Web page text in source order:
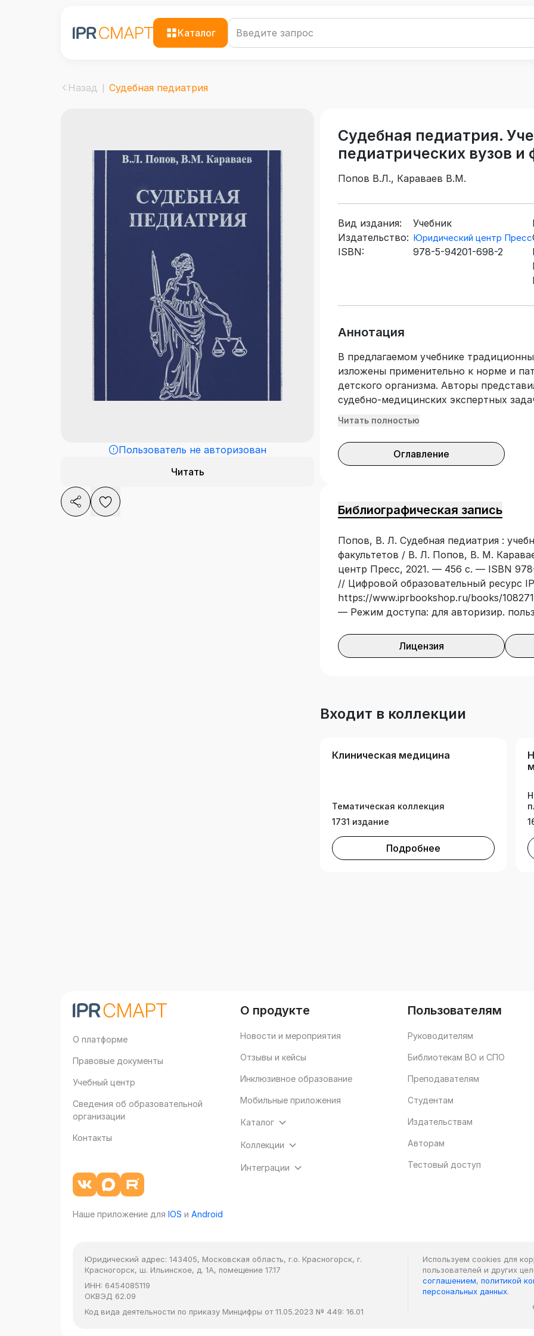
Каталог
Назад Судебная педиатрия
Пользователь не авторизован
Читать
Судебная педиатрия.
педиатрических вузов и
Попов В.Л., Караваев В.М.
Вид издания:
Учебник
Издательство: Юридический центр Пресс
ISBN: 978-5-94201-698-2
Аннотация
В предлагаемом учебнике
изложены применительно к норме и
детского организма. Авторы
судебно-медицинских экспертных
фундаментальной, клинической и
медицинской деятельности.
чем 230 цветных изображений,
преподавательскому составу
судьям, прокурорам и следователям.
Читать полностью
Оглавление
Библиографическая запись
Попов, В. Л. Судебная педиатрия :
факультетов / В. Л. Попов, В. М.
центр Пресс, 2021. — 456 с. — ISBN
// Цифровой образовательный ресурс
https://www.iprbookshop.ru/books/
— Режим доступа: для авторизир.
Лицензия
Входит в коллекции
Клиническая медицина
Тематическая коллекция
1731 издание
Подробнее
О платформе
Правовые документы
Учебный центр
Сведения об образовательной
организации
Контакты
Наше приложение для IOS и Android
О продукте
Новости и мероприятия
Отзывы и кейсы
Инклюзивное образование
Мобильные приложения
Каталог
Коллекции
Интеграции
Пользователям
Руководителям
Библиотекам ВО и СПО
Преподавателям
Студентам
Издательствам
Авторам
Тестовый доступ
Юридический адрес: 143405, Московская область, г.о. Красногорск, г.
Красногорск, ш. Ильинское, д. 1А, помещение 17.17
ИНН: 6454085119
ОКВЭД 62.09
Код вида деятельности по приказу Минцифры от 11.05.2023 № 449: 16.01
Используем cookies для
пользователей и других
соглашением, политикой
персональных данных.